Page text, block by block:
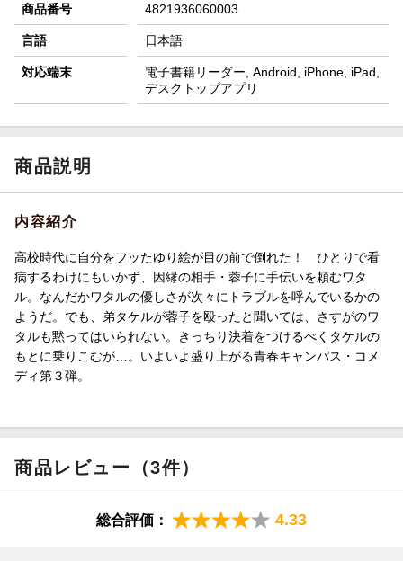
商品番号 4821936060003
言語 日本語
対応端末
電子書籍リーダー, Android, iPhone, iPad,
デスクトップアプリ
商品説明
内容紹介
高校時代に自分をフッたゆり絵が目の前で倒れた！ ひとりで看
病するわけにもいかず、因縁の相手・蓉子に手伝いを頼むワタ
ル。なんだかワタルの優しさが次々にトラブルを呼んでいるかの
ようだ。でも、弟タケルが蓉子を殴ったと聞いては、さすがのワ
タルも黙ってはいられない。きっちり決着をつけるべくタケルの
もとに乗りこむが…。いよいよ盛り上がる青春キャンパス・コメ
ディ第３弾。
商品レビュー（3件）
総合評価： 4.33